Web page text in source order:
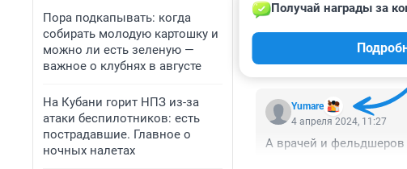
Пора подкапывать: когда
собирать молодую картошку и
можно ли есть зеленую —
важное о клубнях в августе
На Кубани горит НПЗ из-за
атаки беспилотников: есть
пострадавшие. Главное о
ночных налетах
4 апреля 2024, 11:32
закупят - означает
которые по 30 лет) а
Yumare
Получай награды за
4 апреля 2024, 11:27
А врачей и фельдшеров